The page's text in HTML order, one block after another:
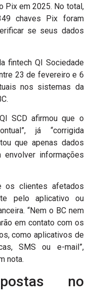
Pix em 2025. No total,
chaves Pix foram
se seus dados
fintech QI Sociedade
23 de fevereiro e 6
nos sistemas da
SCD afirmou que o
já “corrigida
que apenas dados
informações
os clientes afetados
pelo aplicativo ou
“Nem o BC nem
em contato com os
como aplicativos de
SMS ou e-mail”,
nota.
no